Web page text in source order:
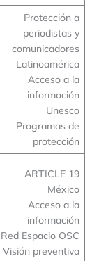
Protección a
periodistas y
comunicadores
Latinoamérica
Acceso a la
información
Unesco
Programas de
protección
ARTICLE 19
México
Acceso a la
información
Red Espacio OSC
Visión preventiva